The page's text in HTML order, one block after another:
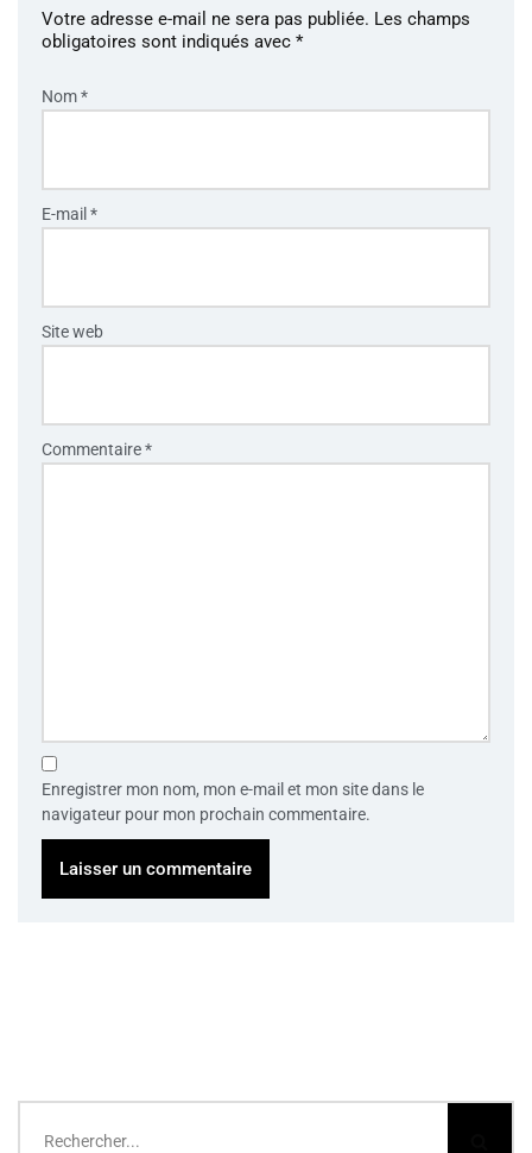
Votre adresse e-mail ne sera pas publiée. Les champs
obligatoires sont indiqués avec *
Nom*
E-mail *
Site web
Commentaire*
Enregistrer mon nom, mon e-mail et mon site dans le
navigateur pour mon prochain commentaire.